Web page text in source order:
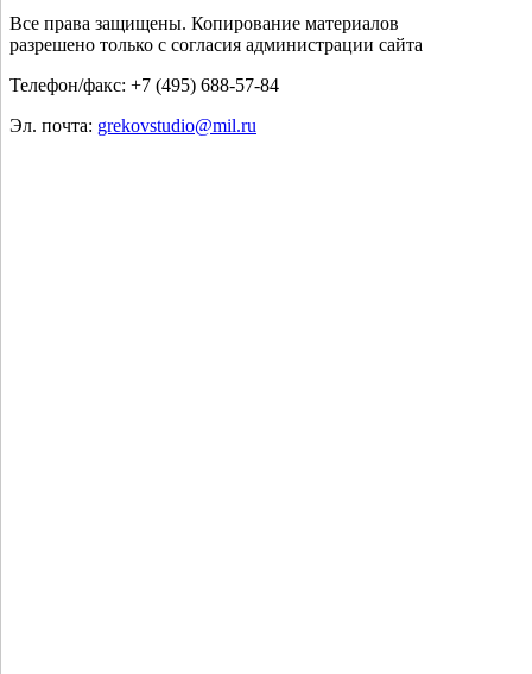
Все права защищены. Копирование материалов
разрешено только с согласия администрации сайта
Телефон/факс: +7 (495) 688-57-84
Эл. почта: grekovstudio@mil.ru